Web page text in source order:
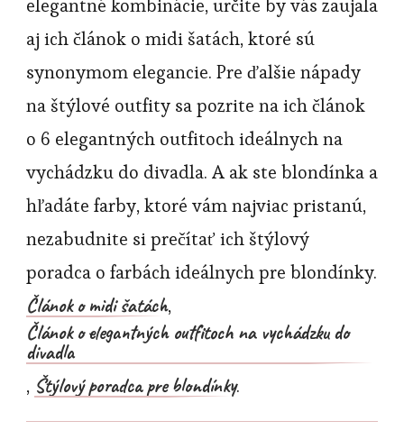
elegantné kombinácie, určite by vás zaujala
aj ich článok o midi šatách, ktoré sú
synonymom elegancie. Pre ďalšie nápady
na štýlové outfity sa pozrite na ich článok
o 6 elegantných outfitoch ideálnych na
vychádzku do divadla. A ak ste blondínka a
hľadáte farby, ktoré vám najviac pristanú,
nezabudnite si prečítať ich štýlový
poradca o farbách ideálnych pre blondínky.
Článok o midi šatách,
Článok o elegantných outfitoch na vychádzku do
divadla
, Štýlový poradca pre blondínky.